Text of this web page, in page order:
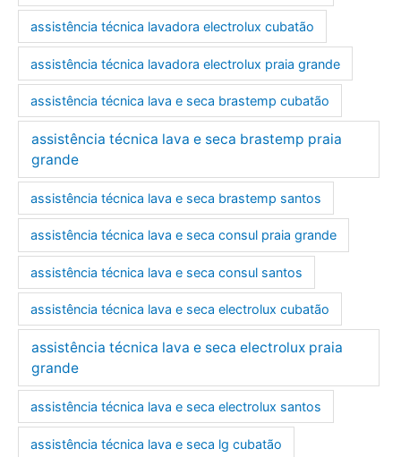
assistência técnica lavadora electrolux cubatão
assistência técnica lavadora electrolux praia grande
assistência técnica lava e seca brastemp cubatão
assistência técnica lava e seca brastemp praia
grande
assistência técnica lava e seca brastemp santos
assistência técnica lava e seca consul praia grande
assistência técnica lava e seca consul santos
assistência técnica lava e seca electrolux cubatão
assistência técnica lava e seca electrolux praia
grande
assistência técnica lava e seca electrolux santos
assistência técnica lava e seca lg cubatão